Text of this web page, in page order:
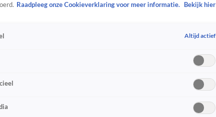
Raadpleeg onze Cookieverklaring voor meer informatie. Bekijk hier
Altijd actief